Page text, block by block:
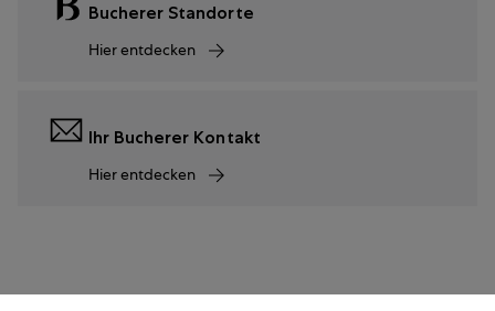
Bucherer Standorte
Hier entdecken
Ihr Bucherer Kontakt
Hier entdecken